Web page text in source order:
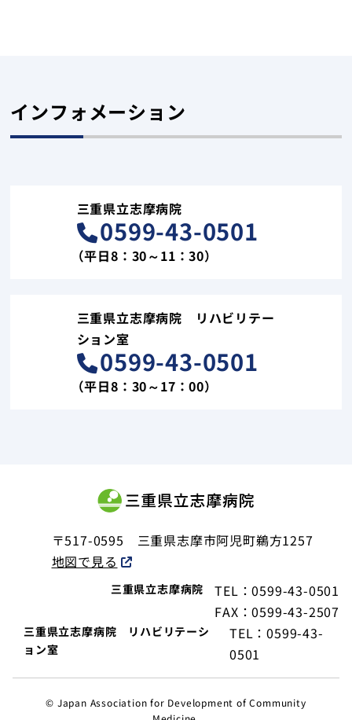
インフォメーション
三重県立志摩病院
0599-43-0501
（平日8：30～11：30）
三重県立志摩病院 リハビリテー
ション室
0599-43-0501
（平日8：30～17：00）
〒517-0595 三重県志摩市阿児町鵜方1257
地図で見る
三重県立志摩病院
TEL：0599-43-0501
FAX：0599-43-2507
三重県立志摩病院 リハビリテーシ
ョン室
TEL：0599-43-
0501
© Japan Association for Development of Community